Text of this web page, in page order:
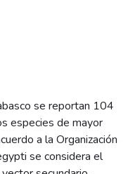
se reportan 104
especies de mayor
a la Organización
se considera el